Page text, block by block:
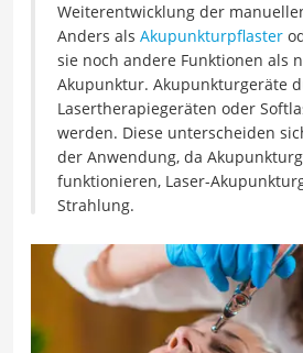
Weiterentwicklung der
Anders als Akupunkturpflaster
sie noch andere Funktionen als
Akupunktur. Akupunkturgeräte
Lasertherapiegeräten oder
werden. Diese unterscheiden
der Anwendung, da
funktionieren, Laser-
Strahlung.